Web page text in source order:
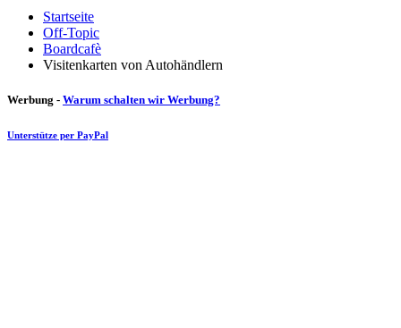
Startseite
Off-Topic
Boardcafè
Visitenkarten von Autohändlern
Werbung - Warum schalten wir Werbung?
Unterstütze per PayPal